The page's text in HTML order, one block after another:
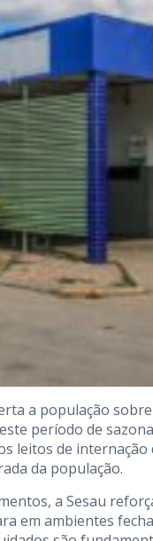
a população
período de
leitos de internação
da população.
a Sesau
em ambientes